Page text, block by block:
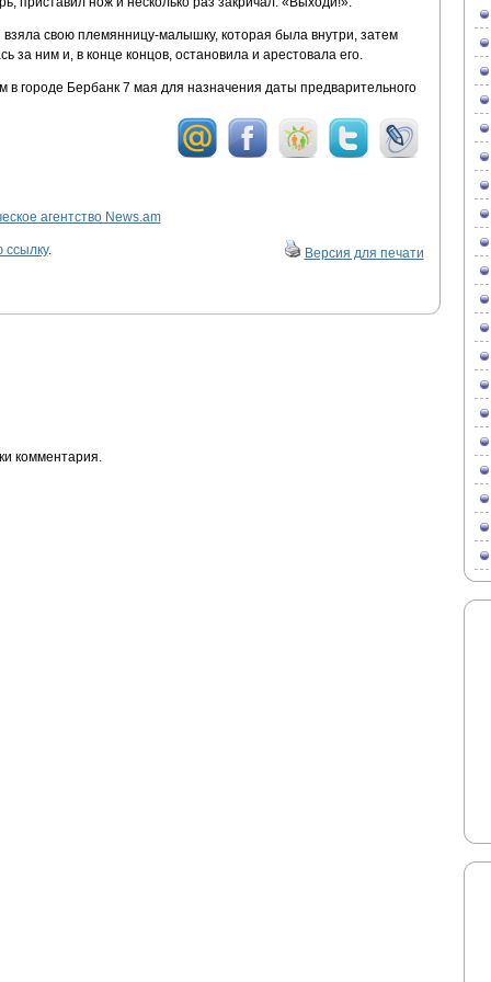
свою племянницу-малышку, которая была внутри, затем
за ним и, в конце концов, остановила и арестовала его.
в городе Бербанк 7 мая для назначения даты предварительного
агентство News.am
ссылку. Версия для печати
комментария.